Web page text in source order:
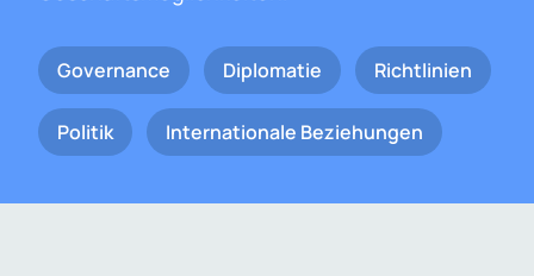
Governance Diplomatie Richtlinien
Politik Internationale Beziehungen